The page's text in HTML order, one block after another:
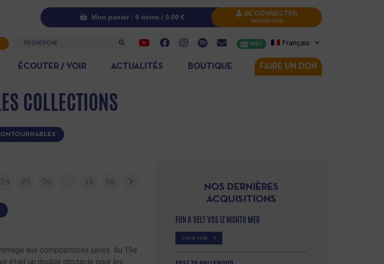
Mon panier : 0 items / 0.00 € SE CONNECTER
INSCRIPTION
Recherche MRJ Français
ÉCOUTER / VOIR ACTUALITÉS BOUTIQUE FAIRE UN DON
COLLECTIONS
24 25 26 … 35 36
aux compositrices juives. Au 19e
était un double obstacle pour les
NOS DERNIÈRES
ACQUISITIONS
FUN A VELT VOS IZ NISHTO MER
Lire la suite